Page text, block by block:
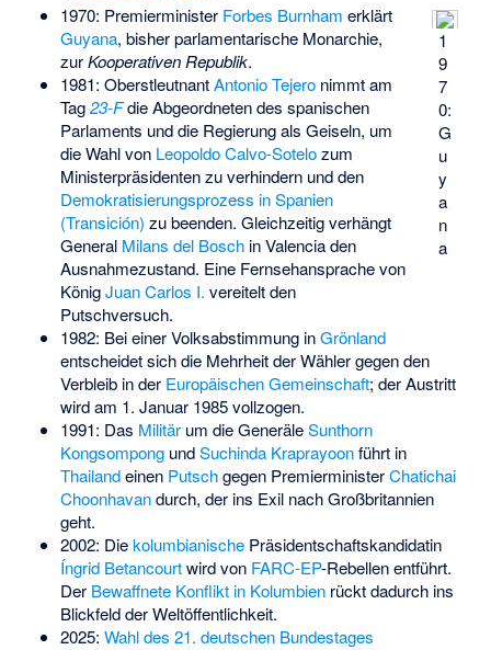
1
9
7
0:
G
u
y
a
n
a
1970: Premierminister Forbes Burnham erklärt
Guyana, bisher parlamentarische Monarchie,
zurKooperativen Republik.
1981: OberstleutnantAntonio Tejeronimmt am
Tag23-Fdie Abgeordneten des spanischen
Parlaments und die Regierung als Geiseln, um
die Wahl von Leopoldo Calvo-Sotelozum
Ministerpräsidenten zu verhindern und den
Demokratisierungsprozess in Spanien
(Transición) zu beenden. Gleichzeitig verhängt
General Milans del Boschin Valencia den
Ausnahmezustand. Eine Fernsehansprache von
KönigJuan Carlos I. vereitelt den
Putschversuch.
1982: Bei einer Volksabstimmung inGrönland
entscheidet sich die Mehrheit der Wähler gegen den
Verbleib in der Europäischen Gemeinschaft; der Austritt
wird am 1. Januar 1985 vollzogen.
1991: Das Militärum die GeneräleSunthorn
KongsompongundSuchinda Kraprayoonführt in
Thailandeinen Putschgegen PremierministerChatichai
Choonhavandurch, der ins Exil nach Großbritannien
geht.
2002: DiekolumbianischePräsidentschaftskandidatin
Íngrid Betancourtwird von FARC-EP-Rebellen entführt.
Der Bewaffnete Konflikt in Kolumbienrückt dadurch ins
Blickfeld der Weltöffentlichkeit.
2025: Wahl des 21. deutschen Bundestages